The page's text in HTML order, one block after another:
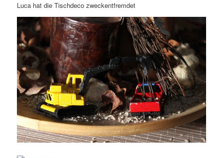
Luca hat die Tischdeco zweckentfremdet